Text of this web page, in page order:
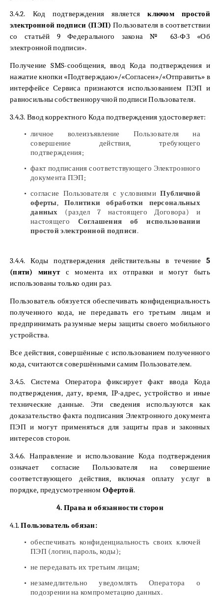
3.4.2. Код подтверждения являетсяключом простой
электронной подписи (ПЭП) Пользователя в соответствии
со статьёй 9 Федерального закона № 63-ФЗ «Об
электронной подписи».
Получение SMS-сообщения, ввод Кода подтверждения и
нажатие кнопки «Подтверждаю»/«Согласен»/«Отправить» в
интерфейсе Сервиса признаются использованием ПЭП и
равносильны собственноручной подписи Пользователя.
3.4.3. Ввод корректного Кода подтверждения удостоверяет:
личное волеизъявление Пользователя на
совершение действия, требующего
подтверждения;
факт подписания соответствующего Электронного
документа ПЭП;
согласие Пользователя с условиямиПубличной
оферты, Политики обработки персональных
данных (раздел 7 настоящего Договора) и
настоящего Соглашения об использовании
простой электронной подписи.
3.4.4. Коды подтверждения действительны в течение 5
(пяти) минутс момента их отправки и могут быть
использованы только один раз.
Пользователь обязуется обеспечивать конфиденциальность
полученного кода, не передавать его третьим лицам и
предпринимать разумные меры защиты своего мобильного
устройства.
Все действия, совершённые с использованием полученного
кода, считаются совершёнными самим Пользователем.
3.4.5. Система Оператора фиксирует факт ввода Кода
подтверждения, дату, время, IP-адрес, устройство и иные
технические данные. Эти сведения используются как
доказательство факта подписания Электронного документа
ПЭП и могут применяться для защиты прав и законных
интересов сторон.
3.4.6. Направление и использование Кода подтверждения
означает согласие Пользователя на совершение
соответствующего действия, включая оплату услуг в
порядке, предусмотренном Офертой.
4. Права и обязанности сторон
4.1.Пользователь обязан:
обеспечивать конфиденциальность своих ключей
ПЭП (логин, пароль, коды);
не передавать их третьим лицам;
незамедлительно уведомлять Оператора о
подозрении на компрометацию данных.